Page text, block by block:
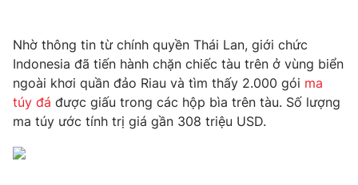
Câu chuyện quốc tế
Tài chính
Thị trường
Góc doanh nghiệp
Dữ liệu và đời sống
Truyền hình
Phim VTV
Hậu trường
Giải trí
Nhờ thông tin từ chính quyền Thái Lan, giới chức
Indonesia đã tiến hành chặn chiếc tàu trên ở vùng biển
ngoài khơi quần đảo Riau và tìm thấy 2.000 gói ma
túy đá được giấu trong các hộp bìa trên tàu. Số lượng
ma túy ước tính trị giá gần 308 triệu USD.